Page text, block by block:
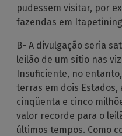
pudessem visitar, por
fazendas em
B- A divulgação seria
leilão de um sítio nas
Insuficiente, no
terras em dois Estados,
cinqüenta e cinco
valor recorde para o
últimos tempos. Como